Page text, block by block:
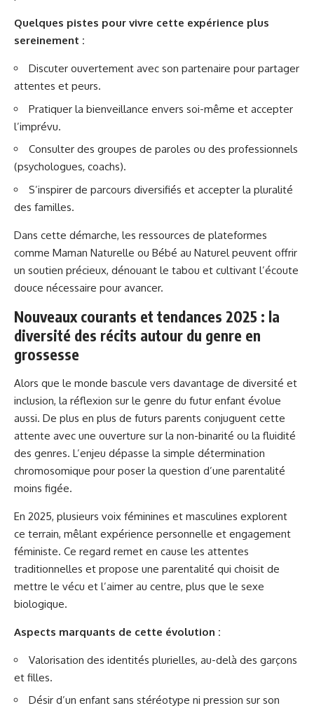
Quelques pistes pour vivre cette expérience plus
sereinement :
Discuter ouvertement avec son partenaire pour partager
attentes et peurs.
Pratiquer la bienveillance envers soi-même et accepter
l’imprévu.
Consulter des groupes de paroles ou des professionnels
(psychologues, coachs).
S’inspirer de parcours diversifiés et accepter la pluralité
des familles.
Dans cette démarche, les ressources de plateformes
comme Maman Naturelle ou Bébé au Naturel peuvent offrir
un soutien précieux, dénouant le tabou et cultivant l’écoute
douce nécessaire pour avancer.
Nouveaux courants et tendances 2025 : la
diversité des récits autour du genre en
grossesse
Alors que le monde bascule vers davantage de diversité et
inclusion, la réflexion sur le genre du futur enfant évolue
aussi. De plus en plus de futurs parents conjuguent cette
attente avec une ouverture sur la non-binarité ou la fluidité
des genres. L’enjeu dépasse la simple détermination
chromosomique pour poser la question d’une parentalité
moins figée.
En 2025, plusieurs voix féminines et masculines explorent
ce terrain, mêlant expérience personnelle et engagement
féministe. Ce regard remet en cause les attentes
traditionnelles et propose une parentalité qui choisit de
mettre le vécu et l’aimer au centre, plus que le sexe
biologique.
Aspects marquants de cette évolution :
Valorisation des identités plurielles, au-delà des garçons
et filles.
Désir d’un enfant sans stéréotype ni pression sur son